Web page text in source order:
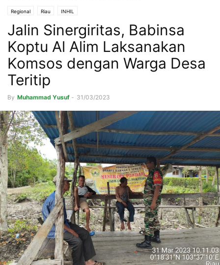
Regional Riau INHIL
Jalin Sinergiritas, Babinsa
Koptu Al Alim Laksanakan
Komsos dengan Warga Desa
Teritip
By Muhammad Yusuf - 31/03/2023